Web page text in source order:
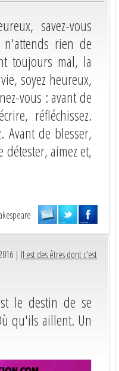
savez-vous
rien de
toujours mal, la
soyez heureux,
vous : avant de
réfléchissez.
Avant de blesser,
aimez et,
| Il est des êtres dont c'est
le destin de se
qu'ils aillent. Un